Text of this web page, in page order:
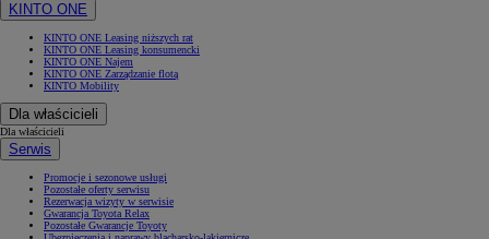
KINTO ONE
KINTO ONE Leasing niższych rat
KINTO ONE Leasing konsumencki
KINTO ONE Najem
KINTO ONE Zarządzanie flotą
KINTO Mobility
Dla właścicieli
Dla właścicieli
Serwis
Promocje i sezonowe usługi
Pozostałe oferty serwisu
Rezerwacja wizyty w serwisie
Gwarancja Toyota Relax
Pozostałe Gwarancje Toyoty